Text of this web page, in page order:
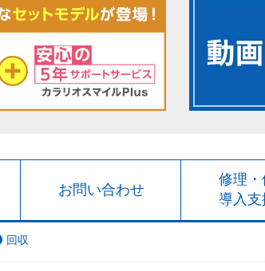
お問い合わせ
修理・
導入支
回収